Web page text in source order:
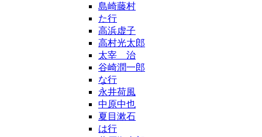
島崎藤村
た行
高浜虚子
高村光太郎
太宰 治
谷崎潤一郎
な行
永井荷風
中原中也
夏目漱石
は行